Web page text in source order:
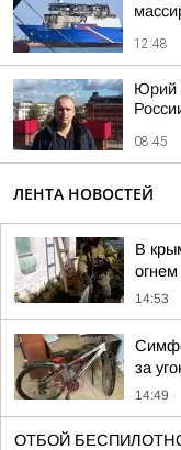
12:48
Юрий
08:45
ЛЕНТА НОВОСТЕЙ
В
14:53
за
14:49
ОТБОЙ